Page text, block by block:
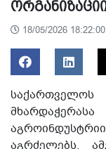
18/05/2026 18:22:00
აგრძელებს.